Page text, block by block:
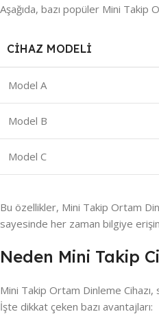
Aşağıda, bazı popüler Mini Takip
CIHAZ MODELI
Model A
Model B
Model C
Bu özellikler, Mini Takip Ortam
sayesinde her zaman bilgiye
Neden Mini Takip
Mini Takip Ortam Dinleme
İşte dikkat çeken bazı avantajları: